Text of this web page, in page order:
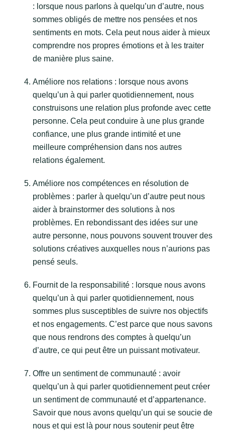
: lorsque nous parlons à quelqu’un d’autre, nous
sommes obligés de mettre nos pensées et nos
sentiments en mots. Cela peut nous aider à mieux
comprendre nos propres émotions et à les traiter
de manière plus saine.
Améliore nos relations : lorsque nous avons
quelqu’un à qui parler quotidiennement, nous
construisons une relation plus profonde avec cette
personne. Cela peut conduire à une plus grande
confiance, une plus grande intimité et une
meilleure compréhension dans nos autres
relations également.
Améliore nos compétences en résolution de
problèmes : parler à quelqu’un d’autre peut nous
aider à brainstormer des solutions à nos
problèmes. En rebondissant des idées sur une
autre personne, nous pouvons souvent trouver des
solutions créatives auxquelles nous n’aurions pas
pensé seuls.
Fournit de la responsabilité : lorsque nous avons
quelqu’un à qui parler quotidiennement, nous
sommes plus susceptibles de suivre nos objectifs
et nos engagements. C’est parce que nous savons
que nous rendrons des comptes à quelqu’un
d’autre, ce qui peut être un puissant motivateur.
Offre un sentiment de communauté : avoir
quelqu’un à qui parler quotidiennement peut créer
un sentiment de communauté et d’appartenance.
Savoir que nous avons quelqu’un qui se soucie de
nous et qui est là pour nous soutenir peut être